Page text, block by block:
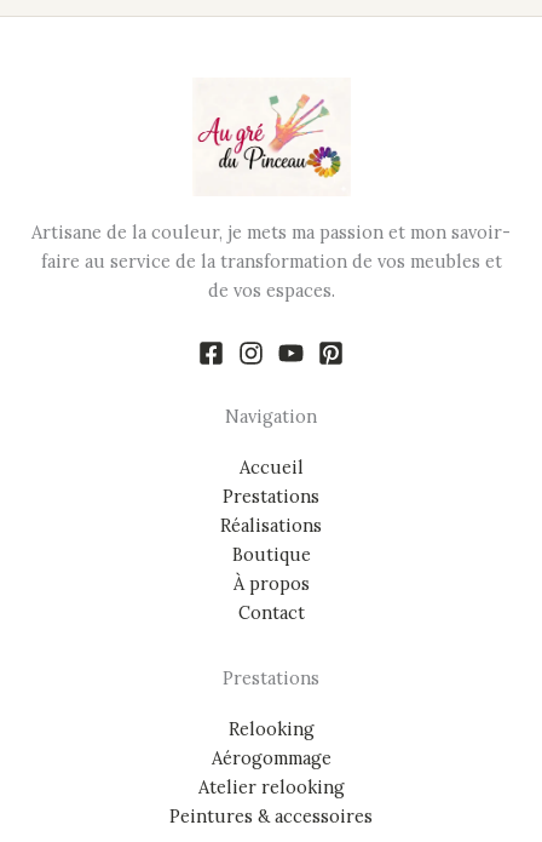
Artisane de la couleur, je mets ma passion et mon savoir-
faire au service de la transformation de vos meubles et
de vos espaces.
Navigation
Accueil
Prestations
Réalisations
Boutique
À propos
Contact
Prestations
Relooking
Aérogommage
Atelier relooking
Peintures & accessoires